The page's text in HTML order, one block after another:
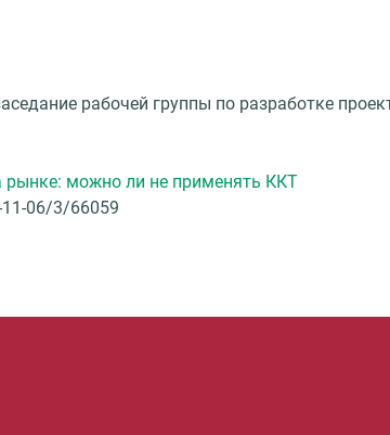
рабочей группы по разработке
можно ли не применять ККТ
06/3/66059